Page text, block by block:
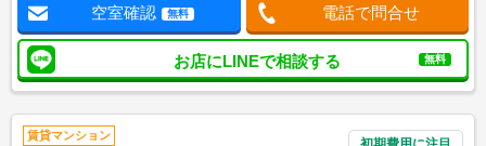
空室確認 無料 電話で問合せ
お店にLINEで相談する 無料
賃貸マンション